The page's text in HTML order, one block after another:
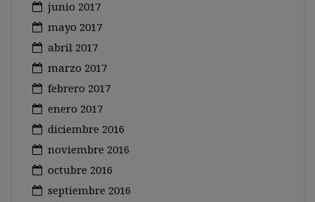
junio 2017
mayo 2017
abril 2017
marzo 2017
febrero 2017
enero 2017
diciembre 2016
noviembre 2016
octubre 2016
septiembre 2016